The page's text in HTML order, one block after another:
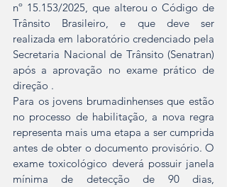
nº 15.153/2025, que alterou o Código de
Trânsito Brasileiro, e que deve ser
realizada em laboratório credenciado pela
Secretaria Nacional de Trânsito (Senatran)
após a aprovação no exame prático de
direção .
Para os jovens brumadinhenses que estão
no processo de habilitação, a nova regra
representa mais uma etapa a ser cumprida
antes de obter o documento provisório. O
exame toxicológico deverá possuir janela
mínima de detecção de 90 dias,